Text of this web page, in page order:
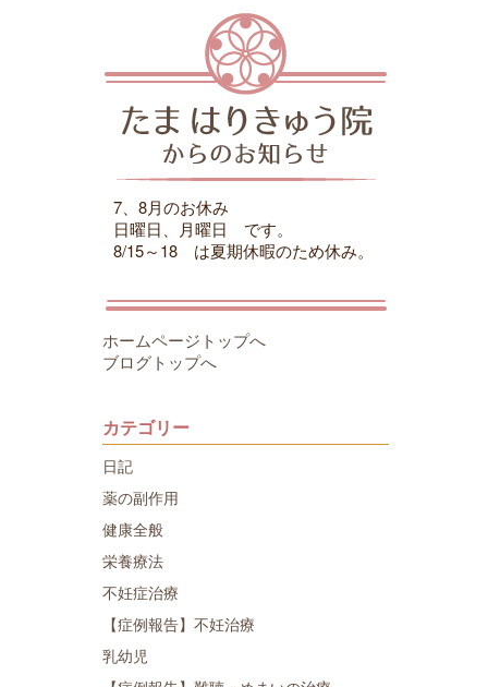
7、8月のお休み
日曜日、月曜日 です。
8/15～18 は夏期休暇のため休み。
ホームページトップへ
ブログトップへ
カテゴリー
日記
薬の副作用
健康全般
栄養療法
不妊症治療
【症例報告】不妊治療
乳幼児